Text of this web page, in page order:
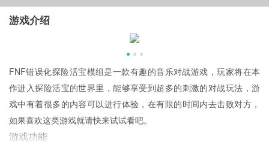
游戏介绍
FNF错误化探险活宝模组是一款有趣的音乐对战游戏，玩家将在本
作进入探险活宝的世界里，能够享受到超多的刺激的对战玩法，游
戏中有着很多的内容可以进行体验，在有限的时间内去击败对方，
如果喜欢这类游戏就请快来试试看吧。
游戏功能